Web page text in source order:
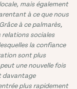
mais également
à ce que nous
à ce palmarès,
sociales
la confiance
sont plus
une nouvelle fois
davantage
plus rapidement